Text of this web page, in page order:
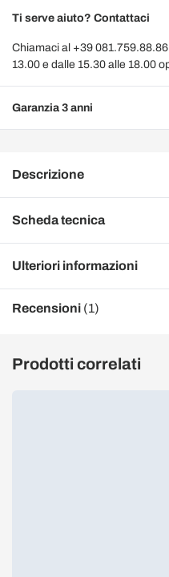
Ti serve aiuto? Contattaci
Chiamaci al +39
13.00 e dalle 15.30 alle 18.00
Garanzia 3 anni
Descrizione
Scheda tecnica
Ulteriori informazioni
Recensioni (1)
Prodotti correlati